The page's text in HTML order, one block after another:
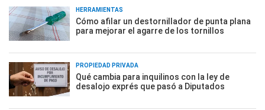
HERRAMIENTAS
Cómo afilar un destornillador de punta plana
para mejorar el agarre de los tornillos
PROPIEDAD PRIVADA
Qué cambia para inquilinos con la ley de
desalojo exprés que pasó a Diputados